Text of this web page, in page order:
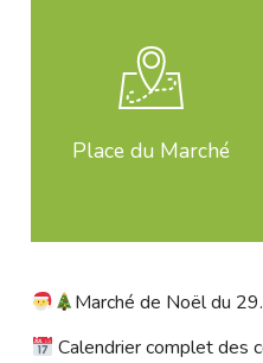
Place du Marché
Marché de Noël du
Calendrier complet des